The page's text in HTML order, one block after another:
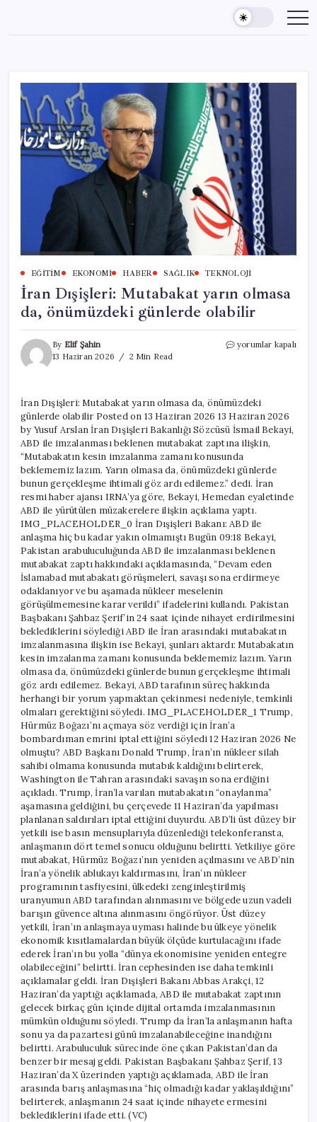
content
EĞITIM EKONOMI HABER SAĞLIK TEKNOLOJI
İran Dışişleri: Mutabakat yarın olmasa
da, önümüzdeki günlerde olabilir
By Elif Şahin
13 Haziran 2026
2 Min Read
İran
da,
önümüzdeki
günlerde
olabilir
için
yorumlar kapalı
İran Dışişleri: Mutabakat yarın olmasa da, önümüzdeki
günlerde olabilir Posted on 13 Haziran 2026 13 Haziran 2026
by Yusuf Arslan İran Dışişleri Bakanlığı Sözcüsü İsmail Bekayi,
ABD ile imzalanması beklenen mutabakat zaptına ilişkin,
“Mutabakatın kesin imzalanma zamanı konusunda
beklememiz lazım. Yarın olmasa da, önümüzdeki günlerde
bunun gerçekleşme ihtimali göz ardı edilemez.” dedi. İran
resmi haber ajansı IRNA’ya göre, Bekayi, Hemedan eyaletinde
ABD ile yürütülen müzakerelere ilişkin açıklama yaptı.
IMG_PLACEHOLDER_0 İran Dışişleri Bakanı: ABD ile
anlaşma hiç bu kadar yakın olmamıştı Bugün 09:18 Bekayi,
Pakistan arabuluculuğunda ABD ile imzalanması beklenen
mutabakat zaptı hakkındaki açıklamasında, “Devam eden
İslamabad mutabakatı görüşmeleri, savaşı sona erdirmeye
odaklanıyor ve bu aşamada nükleer meselenin
görüşülmemesine karar verildi” ifadelerini kullandı. Pakistan
Başbakanı Şahbaz Şerif’in 24 saat içinde nihayet erdirilmesini
beklediklerini söylediği ABD ile İran arasındaki mutabakatın
imzalanmasına ilişkin ise Bekayi, şunları aktardı: Mutabakatın
kesin imzalanma zamanı konusunda beklememiz lazım. Yarın
olmasa da, önümüzdeki günlerde bunun gerçekleşme ihtimali
göz ardı edilemez. Bekayi, ABD tarafının süreç hakkında
herhangi bir yorum yapmaktan çekinmesi nedeniyle, temkinli
olmaları gerektiğini söyledi. IMG_PLACEHOLDER_1 Trump,
Hürmüz Boğazı’nı açmaya söz verdiği için İran’a
bombardıman emrini iptal ettiğini söyledi 12 Haziran 2026 Ne
olmuştu? ABD Başkanı Donald Trump, İran’ın nükleer silah
sahibi olmama konusunda mutabık kaldığını belirterek,
Washington ile Tahran arasındaki savaşın sona erdiğini
açıkladı. Trump, İran’la varılan mutabakatın “onaylanma”
aşamasına geldiğini, bu çerçevede 11 Haziran’da yapılması
planlanan saldırıları iptal ettiğini duyurdu. ABD’li üst düzey bir
yetkili ise basın mensuplarıyla düzenlediği telekonferansta,
anlaşmanın dört temel sonucu olduğunu belirtti. Yetkiliye göre
mutabakat, Hürmüz Boğazı’nın yeniden açılmasını ve ABD’nin
İran’a yönelik ablukayı kaldırmasını, İran’ın nükleer
programının tasfiyesini, ülkedeki zenginleştirilmiş
uranyumun ABD tarafından alınmasını ve bölgede uzun vadeli
barışın güvence altına alınmasını öngörüyor. Üst düzey
yetkili, İran’ın anlaşmaya uyması halinde bu ülkeye yönelik
ekonomik kısıtlamalardan büyük ölçüde kurtulacağını ifade
ederek İran’ın bu yolla “dünya ekonomisine yeniden entegre
olabileceğini” belirtti. İran cephesinden ise daha temkinli
açıklamalar geldi. İran Dışişleri Bakanı Abbas Arakçi, 12
Haziran’da yaptığı açıklamada, ABD ile mutabakat zaptının
gelecek birkaç gün içinde dijital ortamda imzalanmasının
mümkün olduğunu söyledi. Trump da İran’la anlaşmanın hafta
sonu ya da pazartesi günü imzalanabileceğine inandığını
belirtti. Arabuluculuk sürecinde öne çıkan Pakistan’dan da
benzer bir mesaj geldi. Pakistan Başbakanı Şahbaz Şerif, 13
Haziran’da X üzerinden yaptığı açıklamada, ABD ile İran
arasında barış anlaşmasına “hiç olmadığı kadar yaklaşıldığını”
belirterek, anlaşmanın 24 saat içinde nihayete ermesini
beklediklerini ifade etti. (VC)